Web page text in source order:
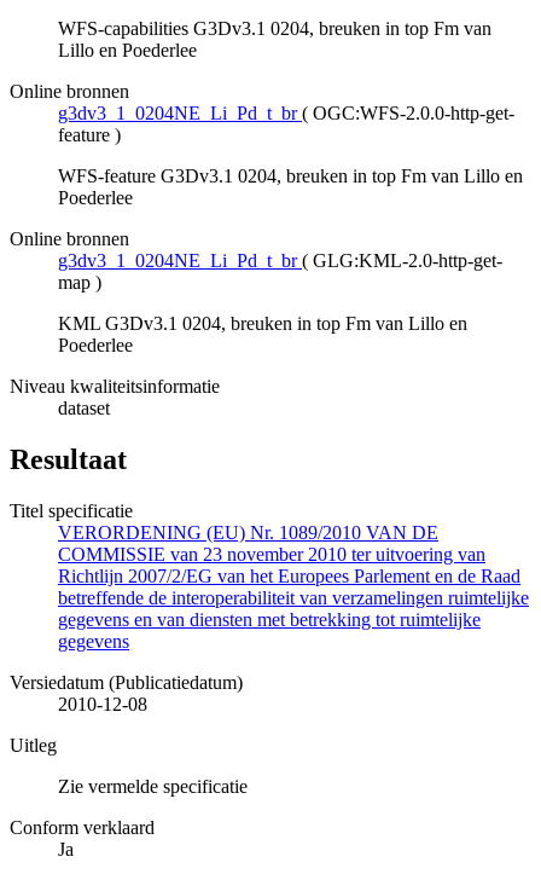
WFS-capabilities G3Dv3.1 0204, breuken in top Fm van
Lillo en Poederlee
Online bronnen
g3dv3_1_0204NE_Li_Pd_t_br ( OGC:WFS-2.0.0-http-get-
feature )
WFS-feature G3Dv3.1 0204, breuken in top Fm van Lillo en
Poederlee
Online bronnen
g3dv3_1_0204NE_Li_Pd_t_br ( GLG:KML-2.0-http-get-
map )
KML G3Dv3.1 0204, breuken in top Fm van Lillo en
Poederlee
Niveau kwaliteitsinformatie
dataset
Resultaat
Titel specificatie
VERORDENING (EU) Nr. 1089/2010 VAN DE
COMMISSIE van 23 november 2010 ter uitvoering van
Richtlijn 2007/2/EG van het Europees Parlement en de Raad
betreffende de interoperabiliteit van verzamelingen ruimtelijke
gegevens en van diensten met betrekking tot ruimtelijke
gegevens
Versiedatum (Publicatiedatum)
2010-12-08
Uitleg
Zie vermelde specificatie
Conform verklaard
Ja